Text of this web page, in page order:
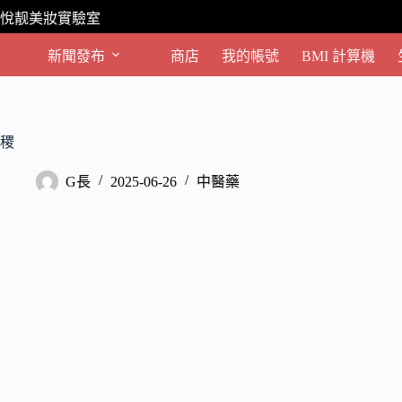
跳
至
要
悅靓美妝實驗室
新聞發布 商店 我的帳號 BMI 計算機
稷
G長 2025-06-26 中醫藥